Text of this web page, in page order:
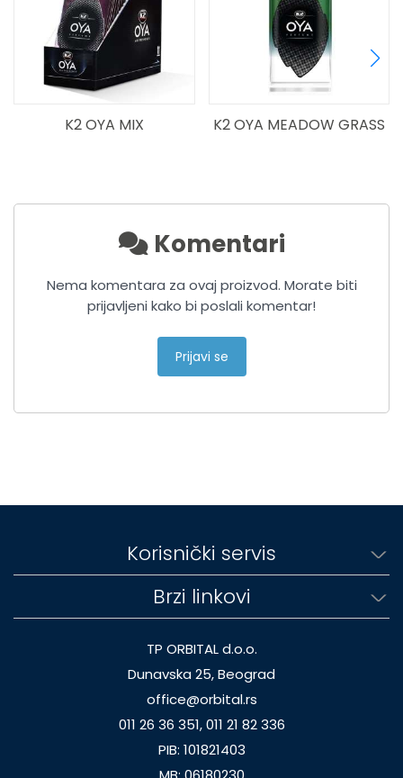
K2 OYA MIX K2 OYA MEADOW GRASS
Komentari
Nema komentara za ovaj proizvod. Morate biti
prijavljeni kako bi poslali komentar!
Prijavi se
Korisnički servis
Brzi linkovi
TP ORBITAL d.o.o.
Dunavska 25, Beograd
office@orbital.rs
011 26 36 351, 011 21 82 336
PIB: 101821403